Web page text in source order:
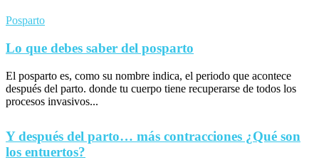
Posparto
Lo que debes saber del posparto
El posparto es, como su nombre indica, el periodo que acontece
después del parto. donde tu cuerpo tiene recuperarse de todos los
procesos invasivos...
Y después del parto… más contracciones ¿Qué son
los entuertos?